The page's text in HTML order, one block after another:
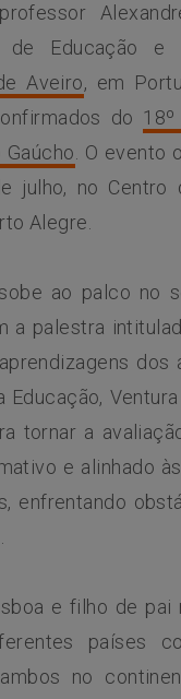
de Educação e
Aveiro, em
do
Gaúcho. O evento
julho, no Centro
Alegre.
ao palco no
a palestra
dos
Educação,
tornar a
e alinhado
enfrentando
e filho de pai
países
no